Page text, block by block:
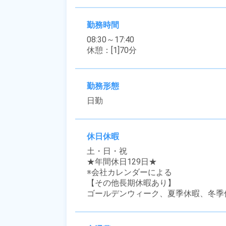
勤務時間
08:30～17:40
休憩：[1]70分
勤務形態
日勤
休日休暇
土・日・祝
★年間休日129日★
※会社カレンダーによる
【その他長期休暇あり】
ゴールデンウィーク、夏季休暇、冬季